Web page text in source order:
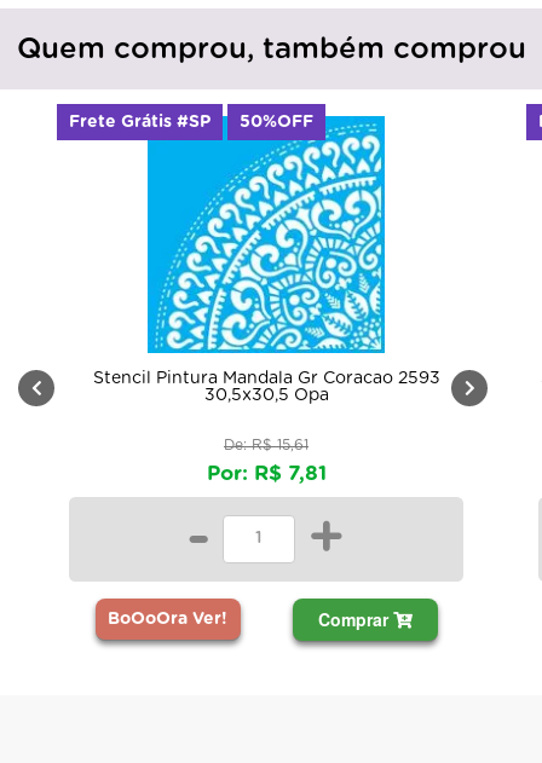
Quem comprou, também comprou
Stencil Pintura Mandala Gr Coracao 2593
30,5x30,5 Opa
De: R$ 15,61
Por: R$ 7,81
- +
BoOoOra Ver! Comprar
Frete Grátis #SP 50%OFF